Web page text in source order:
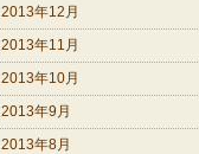
2013年12月
2013年11月
2013年10月
2013年9月
2013年8月